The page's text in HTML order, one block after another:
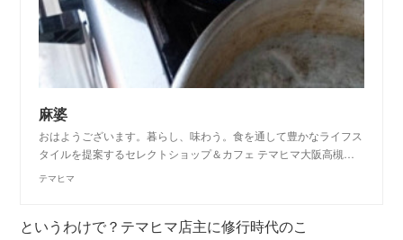
麻婆
おはようございます。暮らし、味わう。食を通して豊かなライフス
タイルを提案するセレクトショップ＆カフェ テマヒマ大阪高槻…
テマヒマ
というわけで？テマヒマ店主に修行時代のこ